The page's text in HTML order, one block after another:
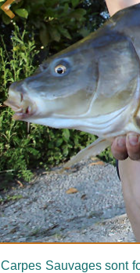
Précédent
Sauvages sont